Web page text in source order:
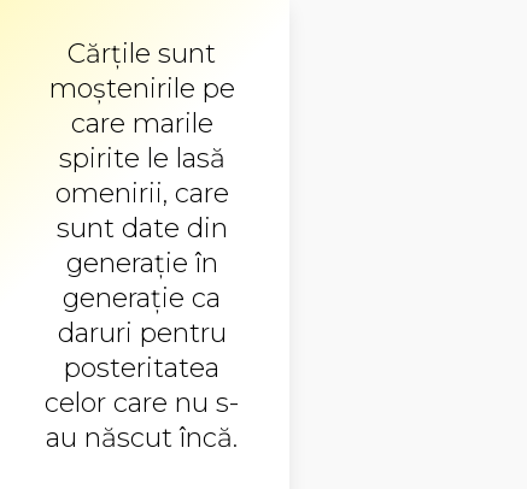
Cărţile sunt
moştenirile pe
care marile
spirite le lasă
omenirii, care
sunt date din
generaţie în
generaţie ca
daruri pentru
posteritatea
celor care nu s-
au născut încă.